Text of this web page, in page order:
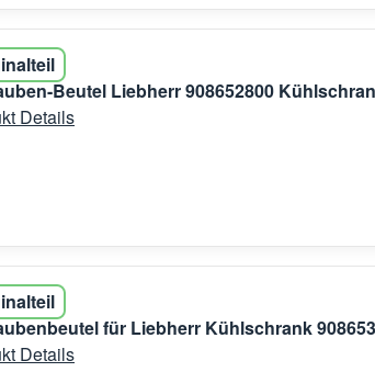
Beutel Liebherr 908652800
Details
für Liebherr Kühlschrank
Details